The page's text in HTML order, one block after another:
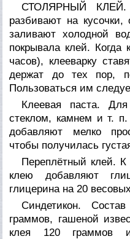
СТОЛЯРНЫЙ КЛЕЙ.
разбивают на
заливают холодной
покрывала клей. Когда
часов), клееварку
держат до тех пор,
Пользоваться им
Клеевая паста.
стеклом, камнем и т.
добавляют мелко
чтобы получилась
Переплётный клей. К
клею добавляют
глицерина на 20
Синдетикон.
граммов, гашеной
клея 120 граммов